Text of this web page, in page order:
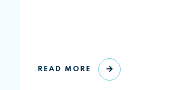
READ MORE